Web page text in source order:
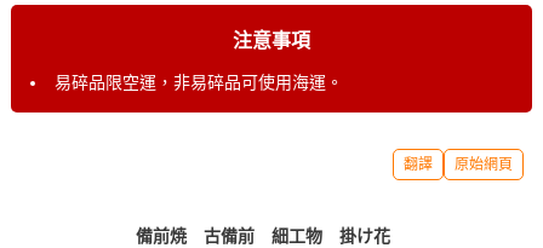
注意事項
易碎品限空運，非易碎品可使用海運。
翻譯 原始網頁
備前焼 古備前 細工物 掛け花